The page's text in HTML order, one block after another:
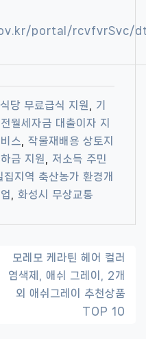
portal/rcvfvrSvc/
당 무료급식 지원
기
월세자금 대출이자 지
스
작물재배용 상토지
금 지원
저소득 주민
집지역 축산농가 환경개
화성시 무상교통
모레모 케라틴 헤어 컬러
염색제, 애쉬 그레이, 2개
외 애쉬그레이 추천상품
TOP 10